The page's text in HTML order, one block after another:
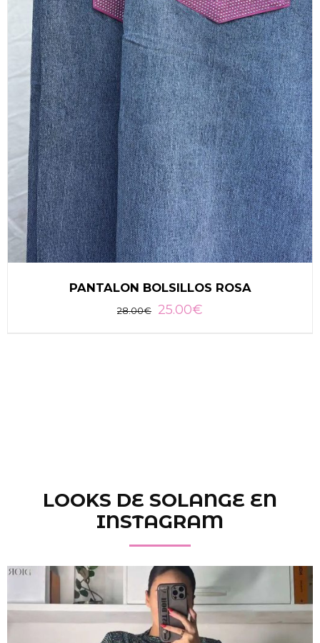
PANTALON BOLSILLOS ROSA
28.00€ 25.00€
LOOKS DE SOLANGE EN
INSTAGRAM